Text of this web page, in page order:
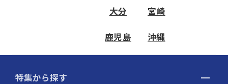
大分 宮崎
鹿児島 沖縄
特集から探す